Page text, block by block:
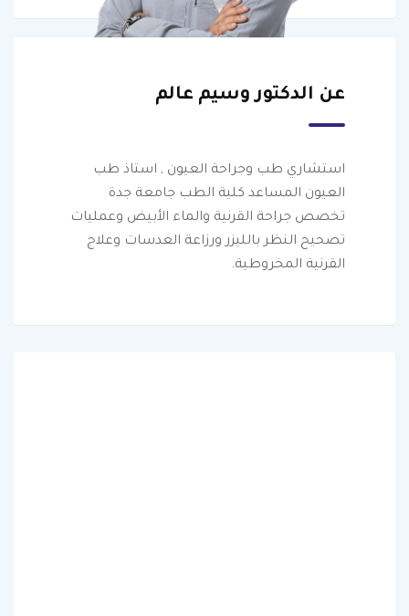
عن الدكتور وسيم عالم
استشاري طب وجراحة العيون , استاذ طب
العيون المساعد كلية الطب جامعة جدة
تخصص جراحة القرنية والماء الأبيض وعمليات
تصحيح النظر بالليزر ورزاعة العدسات وعلاج
القرنية المخروطية.